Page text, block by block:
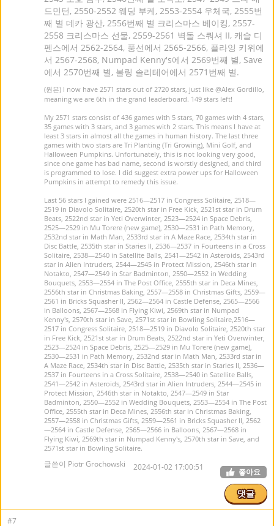
드민턴, 2550-2552 웨딩 부케, 2553-2554 우체국, 2555번
째 별 데카 광산, 2556번째 별 크리스마스 베이킹, 2557-
2558 크리스마스 선물, 2559-2561 벽돌 스쿼셔 II, 캐슬 디
펜스에서 2562-2564, 풍선에서 2565-2566, 플라잉 키위에
서 2567-2568, Numpad Kenny's에서 2569번째 별, Save
에서 2570번째 별, 볼링 솔리테어에서 2571번째 별.
(원본) I now have 2571 stars out of 2720 stars, just like @Alex Gordillo,
meaning we are 6th in the grand leaderboard. 149 stars left!
My 2571 stars consist of 436 games with 5 stars, 70 games with 4 stars,
35 games with 3 stars, and 3 games with 2 stars. This means I have at
least 3 stars in almost all the games in human history. The last three
games with two stars are Tri Planting (Tri Growing), Mini Golf, and
Halloween Pumpkins. Unfortunately, this is not looking very good,
since one game has bad name, second is worstly designed, and third
is programmed to lose. I did suggest extra power ups for Halloween
Pumpkins in attempt to remedy this issue.
Last 56 stars I gained were 2516—2517 in Congress Solitaire, 2518—
2519 in Diavolo Solitaire, 2520th star in Free Kick, 2521st star in Drum
Beats, 2522nd star in Yeti Overwinter, 2523—2524 in Space Debris,
2525—2529 in Mu Torere (new game), 2530—2531 in Path Memory,
2532nd star in Math Man, 2533rd star in A Maze Race, 2534th star in
Disc Battle, 2535th star in Staries II, 2536—2537 in Fourteens in a Cross
Solitaire, 2538—2540 in Satellite Balls, 2541—2542 in Asteroids, 2543rd
star in Alien Intruders, 2544—2545 in Protect Mission, 2546th star in
Notakto, 2547—2549 in Star Badminton, 2550—2552 in Wedding
Bouquets, 2553—2554 in The Post Office, 2555th star in Deca Mines,
2556th star in Christmas Baking, 2557—2558 in Christmas Gifts, 2559—
2561 in Bricks Squasher II, 2562—2564 in Castle Defense, 2565—2566
in Balloons, 2567—2568 in Flying Kiwi, 2569th star in Numpad
Kenny's, 2570th star in Save, 2571st star in Bowling Solitaire,2516—
2517 in Congress Solitaire, 2518—2519 in Diavolo Solitaire, 2520th star
in Free Kick, 2521st star in Drum Beats, 2522nd star in Yeti Overwinter,
2523—2524 in Space Debris, 2525—2529 in Mu Torere (new game),
2530—2531 in Path Memory, 2532nd star in Math Man, 2533rd star in
A Maze Race, 2534th star in Disc Battle, 2535th star in Staries II, 2536—
2537 in Fourteens in a Cross Solitaire, 2538—2540 in Satellite Balls,
2541—2542 in Asteroids, 2543rd star in Alien Intruders, 2544—2545 in
Protect Mission, 2546th star in Notakto, 2547—2549 in Star
Badminton, 2550—2552 in Wedding Bouquets, 2553—2554 in The Post
Office, 2555th star in Deca Mines, 2556th star in Christmas Baking,
2557—2558 in Christmas Gifts, 2559—2561 in Bricks Squasher II, 2562
—2564 in Castle Defense, 2565—2566 in Balloons, 2567—2568 in
Flying Kiwi, 2569th star in Numpad Kenny's, 2570th star in Save, and
2571st star in Bowling Solitaire.
글쓴이 Piotr Grochowski 2024-01-02 17:00:51 좋아요
댓글
#7